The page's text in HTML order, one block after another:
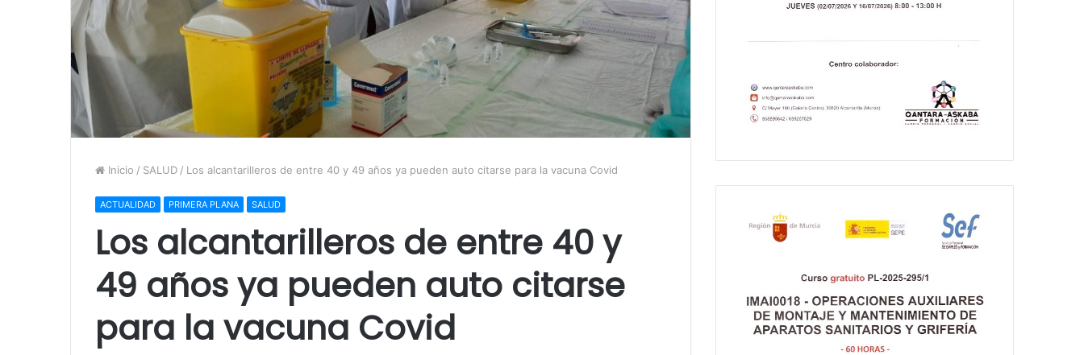
Inicio / SALUD / Los alcantarilleros de entre 40 y 49 años ya pueden auto citarse para la vacuna Covid
ACTUALIDAD PRIMERA PLANA SALUD
Los alcantarilleros de entre 40 y
49 años ya pueden auto citarse
para la vacuna Covid